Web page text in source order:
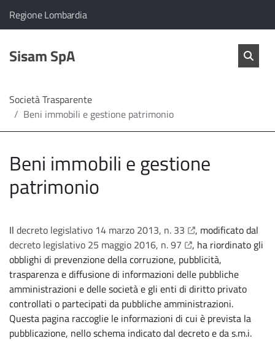
Home
Servizi
Linea
Il comune di Sisam SpA appartiene a:
Regione Lombardia(Apre il link in una nuova scheda)
Sisam SpA salta
Società Trasparente
Beni immobili e gestione patrimonio
Beni immobili e gestione
patrimonio
Il decreto legislativo 14 marzo 2013, n. 33 apre il link in una
, modificato dal
decreto legislativo 25 maggio 2016, n. 97 apre il link in una
, ha riordinato gli
obblighi di prevenzione della corruzione, pubblicità,
trasparenza e diffusione di informazioni delle pubbliche
amministrazioni e delle società e gli enti di diritto privato
controllati o partecipati da pubbliche amministrazioni.
Questa pagina raccoglie le informazioni di cui è prevista la
pubblicazione, nello schema indicato dal decreto e da s.m.i.